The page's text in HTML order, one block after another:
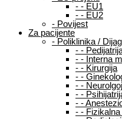
- - EU1
- - EU2
- Povijest
Za pacijente
- Poliklinika /
- -
- - Interna
- - Kirurgija
- -
- -
- -
- -
- -